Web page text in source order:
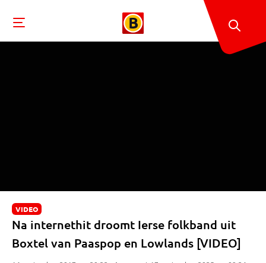
VIDEO
Na internethit droomt Ierse folkband uit
Boxtel van Paaspop en Lowlands [VIDEO]